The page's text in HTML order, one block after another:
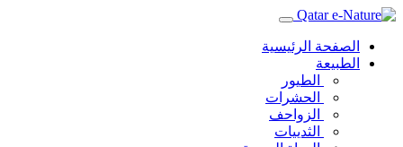
الصفحة الرئيسية
الطبيعة
الطيور
الحشرات
الزواحف
الثدييات